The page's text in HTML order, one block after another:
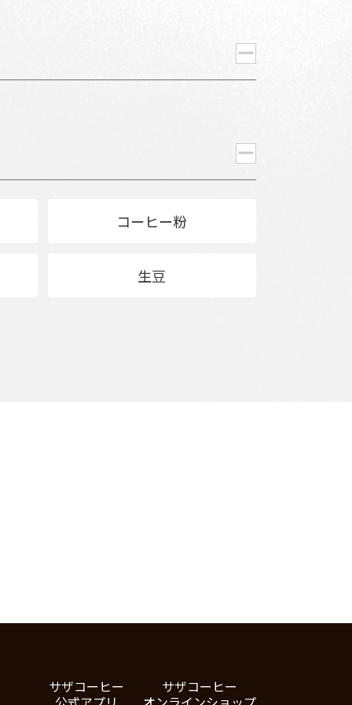
コーヒー粉
生豆
サザコーヒー
サザコーヒー